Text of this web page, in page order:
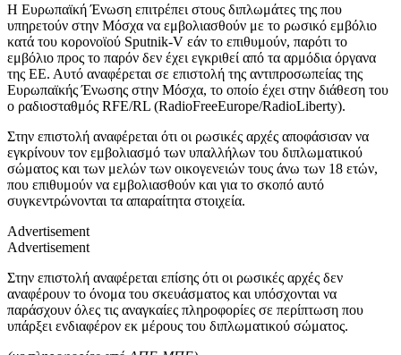
Η Ευρωπαϊκή Ένωση επιτρέπει στους διπλωμάτες της που
υπηρετούν στην Μόσχα να εμβολιασθούν με το ρωσικό εμβόλιο
κατά του κορονοϊού Sputnik-V εάν το επιθυμούν, παρότι το
εμβόλιο προς το παρόν δεν έχει εγκριθεί από τα αρμόδια όργανα
της ΕΕ. Αυτό αναφέρεται σε επιστολή της αντιπροσωπείας της
Ευρωπαϊκής Ένωσης στην Μόσχα, το οποίο έχει στην διάθεση του
ο ραδιοσταθμός RFE/RL (RadioFreeEurope/RadioLiberty).
Στην επιστολή αναφέρεται ότι οι ρωσικές αρχές αποφάσισαν να
εγκρίνουν τον εμβολιασμό των υπαλλήλων του διπλωματικού
σώματος και των μελών των οικογενειών τους άνω των 18 ετών,
που επιθυμούν να εμβολιασθούν και για το σκοπό αυτό
συγκεντρώνονται τα απαραίτητα στοιχεία.
Advertisement
Advertisement
Στην επιστολή αναφέρεται επίσης ότι οι ρωσικές αρχές δεν
αναφέρουν το όνομα του σκευάσματος και υπόσχονται να
παράσχουν όλες τις αναγκαίες πληροφορίες σε περίπτωση που
υπάρξει ενδιαφέρον εκ μέρους του διπλωματικού σώματος.